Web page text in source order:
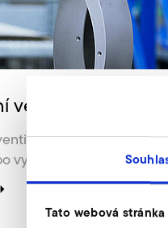
Tato webová
ventilátory
pro spoustu
vysoký tlak.